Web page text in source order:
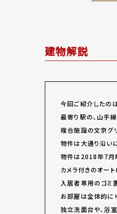
建物解説
今回ご紹介したの
最寄り駅の、山手
複合施設の文京グ
物件は大通り沿い
物件は2018年7月
カメラ付きのオー
入居者専用のゴミ
お部屋は全体的に
独立洗面台や、浴